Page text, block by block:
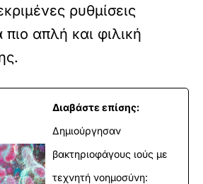
ρυθμίσεις
πιο απλή και φιλική
Διαβάστε επίσης:
Δημιούργησαν
βακτηριοφάγους ιούς με
τεχνητή νοημοσύνη: